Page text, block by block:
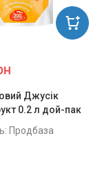
Джусік
0.2 л дой-пак
Продбаза